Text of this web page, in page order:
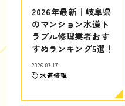
2026年最新｜岐阜県
のマンション水道ト
ラブル修理業者おす
すめランキング5選！
2026.07.17
水道修理